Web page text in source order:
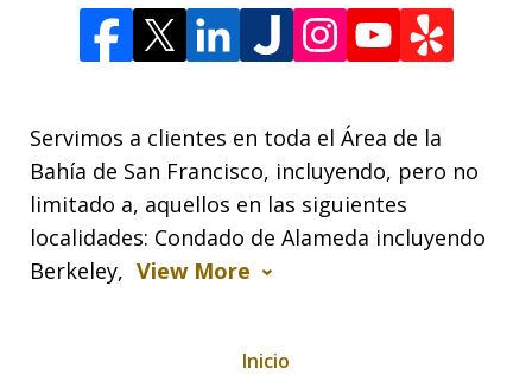
Servimos a clientes en toda el Área de la
Bahía de San Francisco, incluyendo, pero no
limitado a, aquellos en las siguientes
localidades: Condado de Alameda incluyendo
Berkeley, View More
Inicio